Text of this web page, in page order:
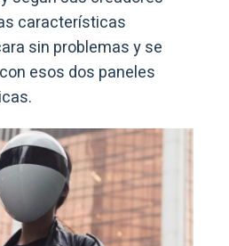
características
sin problemas y se
esos dos paneles